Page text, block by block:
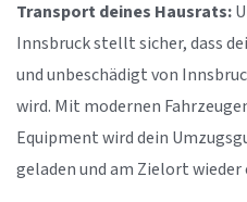
Transport deines Hausrats:
Innsbruck stellt sicher, dass
und unbeschädigt von
wird. Mit modernen
Equipment wird dein
geladen und am Zielort wieder